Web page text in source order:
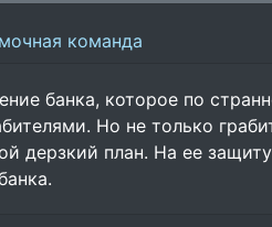
команда
банка, которое по
Но не только
дерзкий план. На ее